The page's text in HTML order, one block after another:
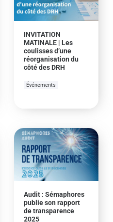
INVITATION
MATINALE | Les
coulisses d’une
réorganisation du
côté des DRH
Événements
Audit : Sémaphores
publie son rapport
de transparence
2025